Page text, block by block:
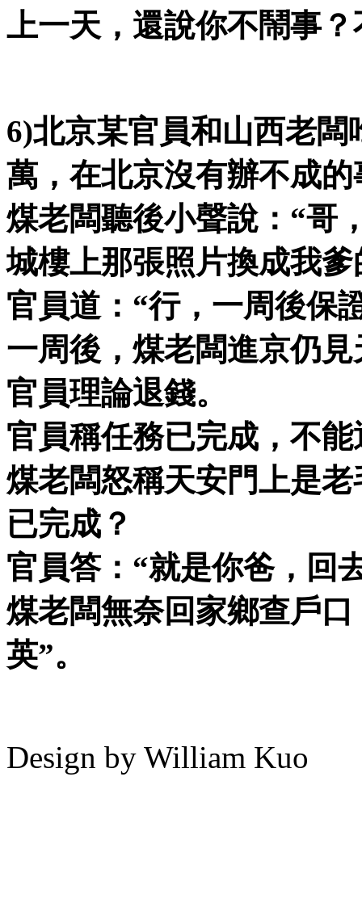
上一天，還說你不鬧事
6)北京某官員和山西老闆
萬，在北京沒有辦不成的
煤老闆聽後小聲說：“哥
城樓上那張照片換成我爹
官員道：“行，一周後保
一周後，煤老闆進京仍
官員理論退錢。
官員稱任務已完成，不能
煤老闆怒稱天安門上是
已完成？
官員答：“就是你爸，回
煤老闆無奈回家鄉查戶
英”。
Design by William Kuo